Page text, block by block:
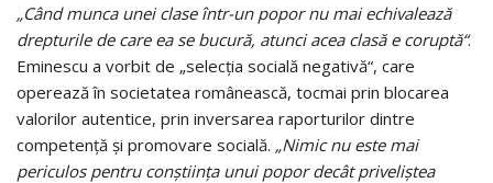
„Când munca unei clase într-un popor nu mai echivalează
drepturile de care ea se bucură, atunci acea clasă e coruptă“.
Eminescu a vorbit de „selecţia socială negativă“, care
operează în societatea românească, tocmai prin blocarea
valorilor autentice, prin inversarea raporturilor dintre
competenţă şi promovare socială. „Nimic nu este mai
periculos pentru conştiinţa unui popor decât priveliştea